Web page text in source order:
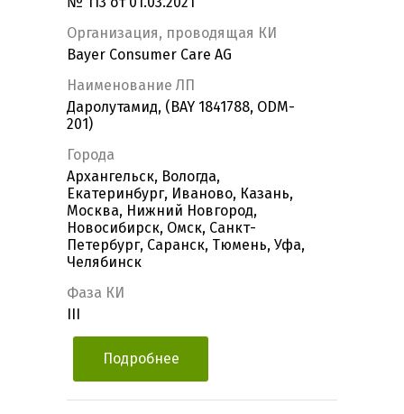
Организация, проводящая КИ
Bayer Consumer Care AG
Наименование ЛП
Даролутамид, (BAY 1841788, ODM-
201)
Города
Архангельск, Вологда,
Екатеринбург, Иваново, Казань,
Москва, Нижний Новгород,
Новосибирск, Омск, Санкт-
Петербург, Саранск, Тюмень, Уфа,
Челябинск
Фаза КИ
Подробнее